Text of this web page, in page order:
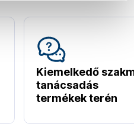
Kiemelkedő
tanácsadás
termékek terén